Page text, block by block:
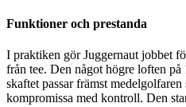
Funktioner och prestanda
I praktiken gör Juggernaut jobbet
från tee. Den något högre loften
skaftet passar främst
kompromissa med kontroll. Den